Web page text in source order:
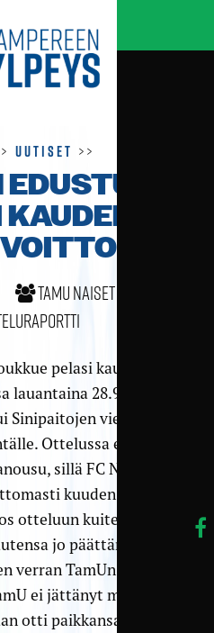
Uutiset >>
TamU naiset
pelasi kauden
28.9. kun
Sinipaitojen vieraaksi
Ottelussa ei ollut
sillä FC Nokia oli
kuuden pisteen
otteluun kuitenkin
jo päättänyt PIF
verran TamUn edelle
ei jättänyt mitään
otti paikkansa sarja­